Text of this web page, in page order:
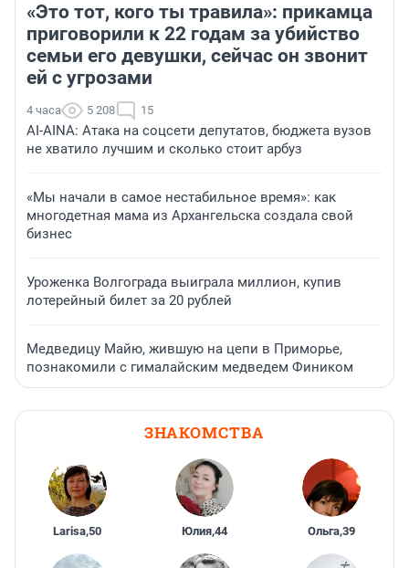
«Это тот, кого ты травила»: прикамца
приговорили к 22 годам за убийство
семьи его девушки, сейчас он звонит
ей с угрозами
4 часа 5 208 15
AI-AINA: Атака на соцсети депутатов, бюджета вузов
не хватило лучшим и сколько стоит арбуз
«Мы начали в самое нестабильное время»: как
многодетная мама из Архангельска создала свой
бизнес
Уроженка Волгограда выиграла миллион, купив
лотерейный билет за 20 рублей
Медведицу Майю, жившую на цепи в Приморье,
познакомили с гималайским медведем Фиником
ЗНАКОМСТВА
Larisa,50 Юлия,44 Ольга,39